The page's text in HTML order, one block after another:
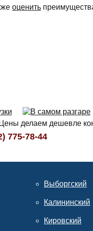
оценить
делаем дешевле
775-78-44
Выборгский
Калининский
Кировский